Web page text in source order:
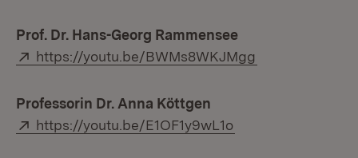
Prof. Dr. Hans-Georg Rammensee
Extern:
https://youtu.be/BWMs8WKJMgg
Professorin Dr. Anna Köttgen
Extern:
https://youtu.be/E1OF1y9wL1o